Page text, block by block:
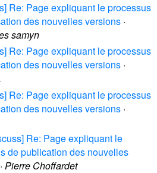
Re: Page expliquant le processus
des nouvelles versions ·
samyn
Re: Page expliquant le processus
des nouvelles versions ·
Re: Page expliquant le processus
des nouvelles versions ·
Re: Page expliquant le
de publication des nouvelles
· Pierre Choffardet